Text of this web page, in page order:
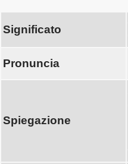
Significato
Pronuncia
Spiegazione